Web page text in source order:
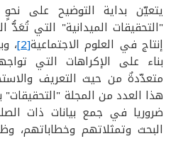
يتعيّن بداية التوضيح على نحوٍ
"التحقيقات الميدانية" التي
إنتاج في العلوم الاجتماعية[2] ،
بناء على الإكراهات التي
متعدّدةٌ من حيث التعريف
هذا العدد من المجلة
ضروريا في جمع بيانات ذات
البحث وتمثلاتهم وخطاباتهم،